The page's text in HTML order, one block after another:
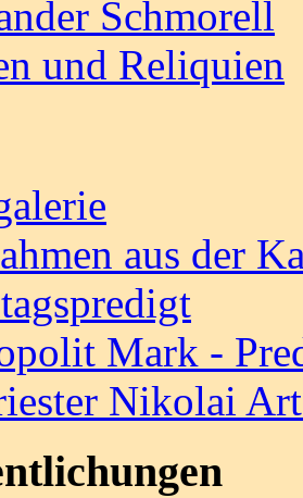
Schmorell
und Reliquien
aus der
Mark -
Nikolai